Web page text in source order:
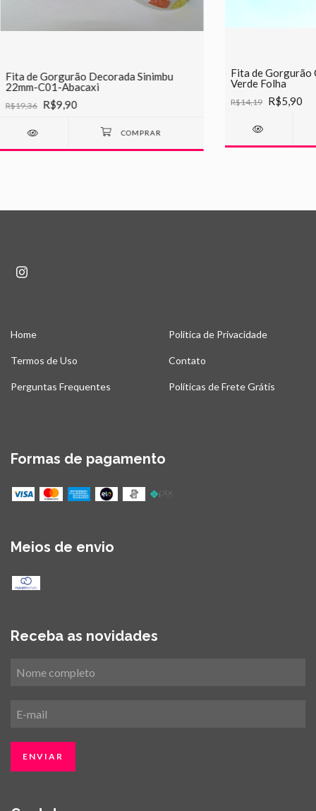
Fita de Gorgurão Decorada Sinimbu
22mm-C01-Abacaxi
R$19,36 R$9,90
Fita de Gorgurão
Verde Folha
R$14,19 R$5,90
Home Politica de Privacidade
Termos de Uso Contato
Perguntas Frequentes Políticas de Frete Grátis
Formas de pagamento
Meios de envio
Receba as novidades